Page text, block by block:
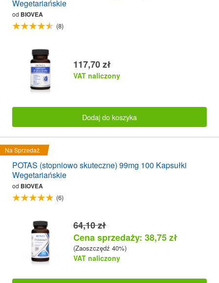
Wegetariańskie
od BIOVEA
(8)
117,70 zł
VAT naliczony
Dodaj do koszyka
Na Sprzedaż
POTAS (stopniowo skuteczne) 99mg 100 Kapsułki
Wegetariańskie
od BIOVEA
(6)
64,10 zł
Cena sprzedaży: 38,75 zł
(Zaoszczędź 40%)
VAT naliczony